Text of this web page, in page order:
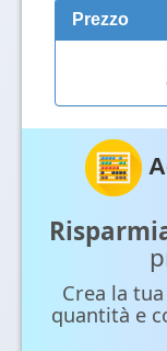
Prezzo
Crea la
quantità e